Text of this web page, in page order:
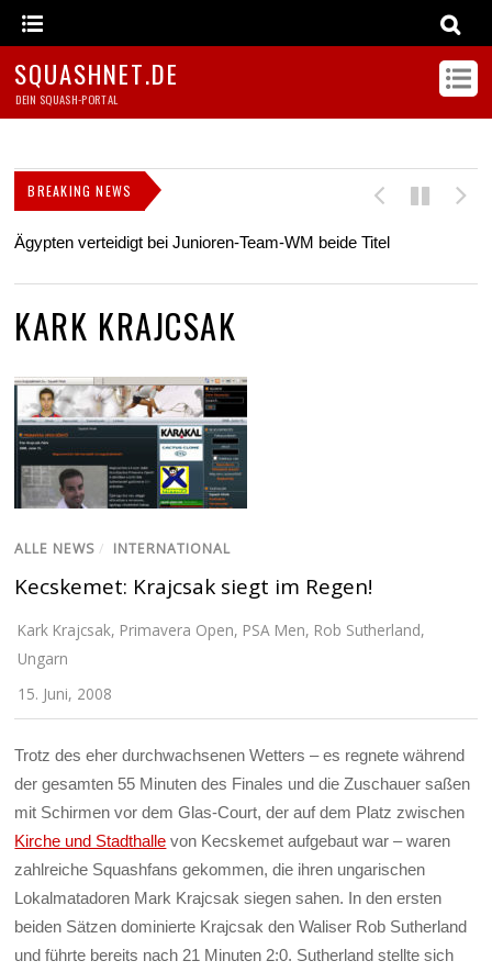
SQUASHNET.DE
DEIN SQUASH-PORTAL
BREAKING NEWS
Ägypten verteidigt bei Junioren-Team-WM beide Titel
KARK KRAJCSAK
ALLE NEWS / INTERNATIONAL
Kecskemet: Krajcsak siegt im Regen!
Kark Krajcsak, Primavera Open, PSA Men, Rob Sutherland,
Ungarn
15. Juni, 2008
Trotz des eher durchwachsenen Wetters – es regnete während
der gesamten 55 Minuten des Finales und die Zuschauer saßen
mit Schirmen vor dem Glas-Court, der auf dem Platz zwischen
Kirche und Stadthalle von Kecskemet aufgebaut war – waren
zahlreiche Squashfans gekommen, die ihren ungarischen
Lokalmatadoren Mark Krajcsak siegen sahen. In den ersten
beiden Sätzen dominierte Krajcsak den Waliser Rob Sutherland
und führte bereits nach 21 Minuten 2:0. Sutherland stellte sich